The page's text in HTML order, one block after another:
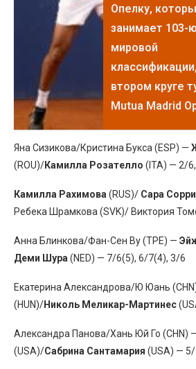
Опелку ,
занимает 103-
мировой
втором круге
Mutua Madrid
Яна Сизикова/Кристина Букса (ESP) —
(ROU)/Камилла Розателло (ITA) — 2/
Камилла Рахимова (RUS)/ Сара
Ребека Шрамкова (SVK)/ Виктория
Анна Блинкова/Фан-Сен Ву (TPE) —
Деми Шура (NED) — 7/6(5), 6/7(4), 3/6
Екатерина Александрова/Ю Юань
(HUN)/Николь Меликар-Мартинес
Александра Панова/Хань Юй Го (CHN)
(USA)/Сабрина Сантамария (USA) —